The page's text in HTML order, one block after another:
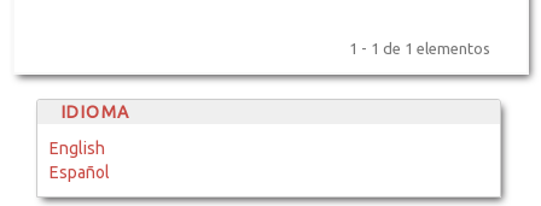
1 - 1 de 1 elementos
IDIOMA
English
Español